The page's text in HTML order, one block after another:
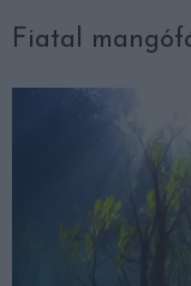
Fiatal